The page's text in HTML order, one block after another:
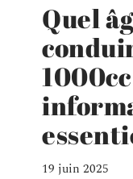
Quel
19 juin 2025